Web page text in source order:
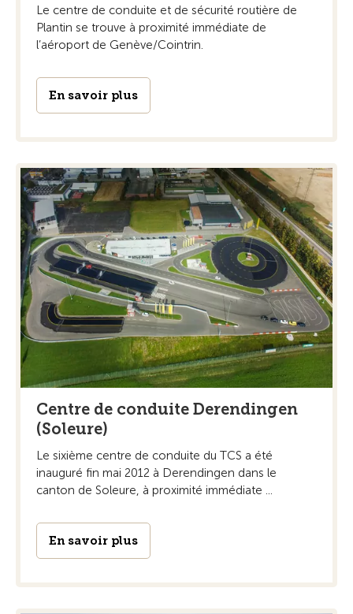
Le centre de conduite et de sécurité routière de
Plantin se trouve à proximité immédiate de
l’aéroport de Genève/Cointrin.
En savoir plus
Centre de conduite Derendingen
(Soleure)
Le sixième centre de conduite du TCS a été
inauguré fin mai 2012 à Derendingen dans le
canton de Soleure, à proximité immédiate ...
En savoir plus